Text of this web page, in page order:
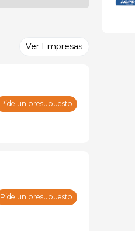
Ver Empresas
Pide un presupuesto
Pide un presupuesto